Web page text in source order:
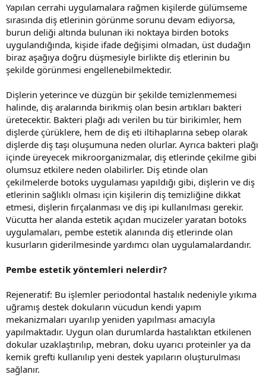
Yapılan cerrahi uygulamalara rağmen kişilerde gülümseme
sırasında diş etlerinin görünme sorunu devam ediyorsa,
burun deliği altında bulunan iki noktaya birden botoks
uygulandığında, kişide ifade değişimi olmadan, üst dudağın
biraz aşağıya doğru düşmesiyle birlikte diş etlerinin bu
şekilde görünmesi engellenebilmektedir.
Dişlerin yeterince ve düzgün bir şekilde temizlenmemesi
halinde, diş aralarında birikmiş olan besin artıkları bakteri
üretecektir. Bakteri plağı adı verilen bu tür birikimler, hem
dişlerde çürüklere, hem de diş eti iltihaplarına sebep olarak
dişlerde diş taşı oluşumuna neden olurlar. Ayrıca bakteri plağı
içinde üreyecek mikroorganizmalar, diş etlerinde çekilme gibi
olumsuz etkilere neden olabilirler. Diş etinde olan
çekilmelerde botoks uygulaması yapıldığı gibi, dişlerin ve diş
etlerinin sağlıklı olması için kişilerin diş temizliğine dikkat
etmesi, dişlerin fırçalanması ve diş ipi kullanılması gerekir.
Vücutta her alanda estetik açıdan mucizeler yaratan botoks
uygulamaları, pembe estetik alanında diş etlerinde olan
kusurların giderilmesinde yardımcı olan uygulamalardandır.
Pembe estetik yöntemleri nelerdir?
Rejeneratif: Bu işlemler periodontal hastalık nedeniyle yıkıma
uğramış destek dokuların vücudun kendi yapım
mekanizmaları uyarılıp yeniden yapılması amacıyla
yapılmaktadır. Uygun olan durumlarda hastalıktan etkilenen
dokular uzaklaştırılıp, mebran, doku uyarıcı proteinler ya da
kemik grefti kullanılıp yeni destek yapıların oluşturulması
sağlanır.